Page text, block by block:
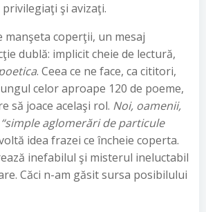
şi avizaţi.
coperţii, un mesaj
dublă: implicit cheie de lectură,
. Ceea ce ne face, ca cititori,
celor aproape 120 de poeme,
să joace acelaşi rol. Noi, oamenii,
aglomerări de particule
idea frazei ce încheie coperta.
inefabilul şi misterul ineluctabil
Căci n-am găsit sursa posibilului